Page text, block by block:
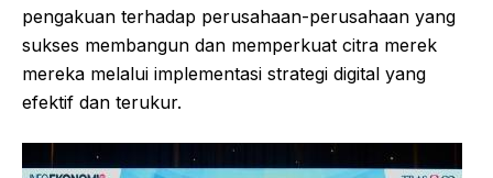
pengakuan terhadap perusahaan-perusahaan yang
sukses membangun dan memperkuat citra merek
mereka melalui implementasi strategi digital yang
efektif dan terukur.